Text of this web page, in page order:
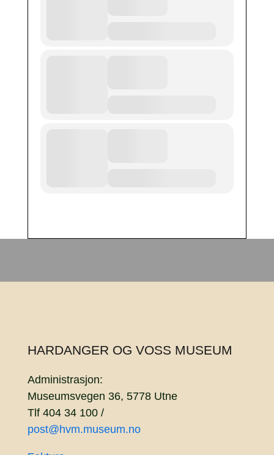
HARDANGER OG VOSS MUSEUM
Administrasjon:
Museumsvegen 36, 5778 Utne
Tlf 404 34 100 /
post@hvm.museum.no